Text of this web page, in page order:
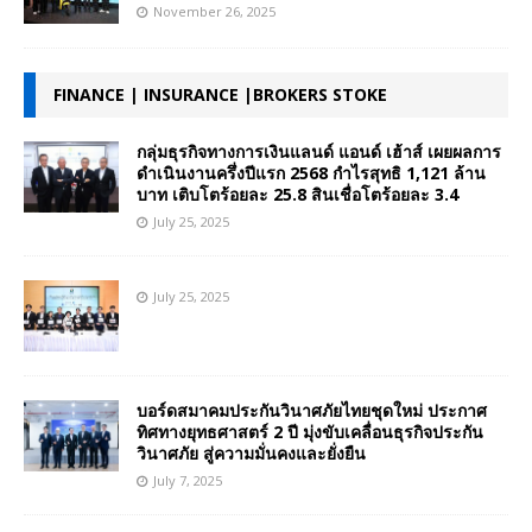
November 26, 2025
FINANCE | INSURANCE |BROKERS STOKE
กลุ่มธุรกิจทางการเงินแลนด์ แอนด์ เฮ้าส์ เผยผลการ
ดำเนินงานครึ่งปีแรก 2568 กำไรสุทธิ 1,121 ล้าน
บาท เติบโตร้อยละ 25.8 สินเชื่อโตร้อยละ 3.4
July 25, 2025
July 25, 2025
บอร์ดสมาคมประกันวินาศภัยไทยชุดใหม่ ประกาศ
ทิศทางยุทธศาสตร์ 2 ปี มุ่งขับเคลื่อนธุรกิจประกัน
วินาศภัย สู่ความมั่นคงและยั่งยืน
July 7, 2025